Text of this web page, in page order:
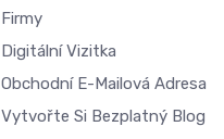
Firmy
Digitální Vizitka
Obchodní E-Mailová Adresa
Vytvořte Si Bezplatný Blog